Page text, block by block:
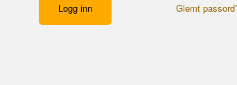
Glemt